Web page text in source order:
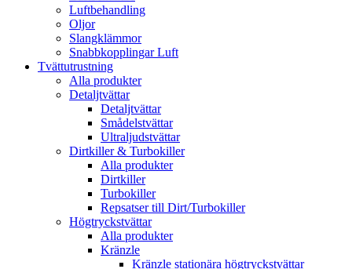
Luftbehandling
Oljor
Slangklämmor
Snabbkopplingar Luft
Tvättutrustning
Alla produkter
Detaljtvättar
Detaljtvättar
Smådelstvättar
Ultraljudstvättar
Dirtkiller & Turbokiller
Alla produkter
Dirtkiller
Turbokiller
Repsatser till Dirt/Turbokiller
Högtryckstvättar
Alla produkter
Kränzle
Kränzle stationära högtryckstvättar